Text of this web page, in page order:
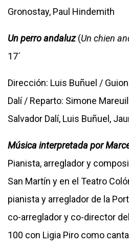
Gronostay, Paul Hindemith
Un perro andaluz(Un chien
17´
Dirección: Luis Buñuel /
Dalí / Reparto: Simone
Salvador Dalí, Luis Buñuel,
Música interpretada por
Pianista, arreglador y
San Martín y en el Teatro
pianista y arreglador de la
co-arreglador y co-director
100 con Ligia Piro como